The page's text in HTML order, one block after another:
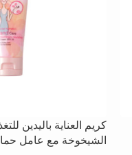
كريم العناية باليدين